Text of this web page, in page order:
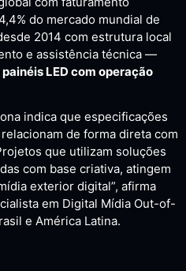
do mercado mundial de
2014 com estrutura local
e assistência técnica —
LED com operação
indica que especificações
de forma direta com
que utilizam soluções
com base criativa, atingem
exterior digital”, afirma
em Digital Mídia Out-of-
e América Latina.